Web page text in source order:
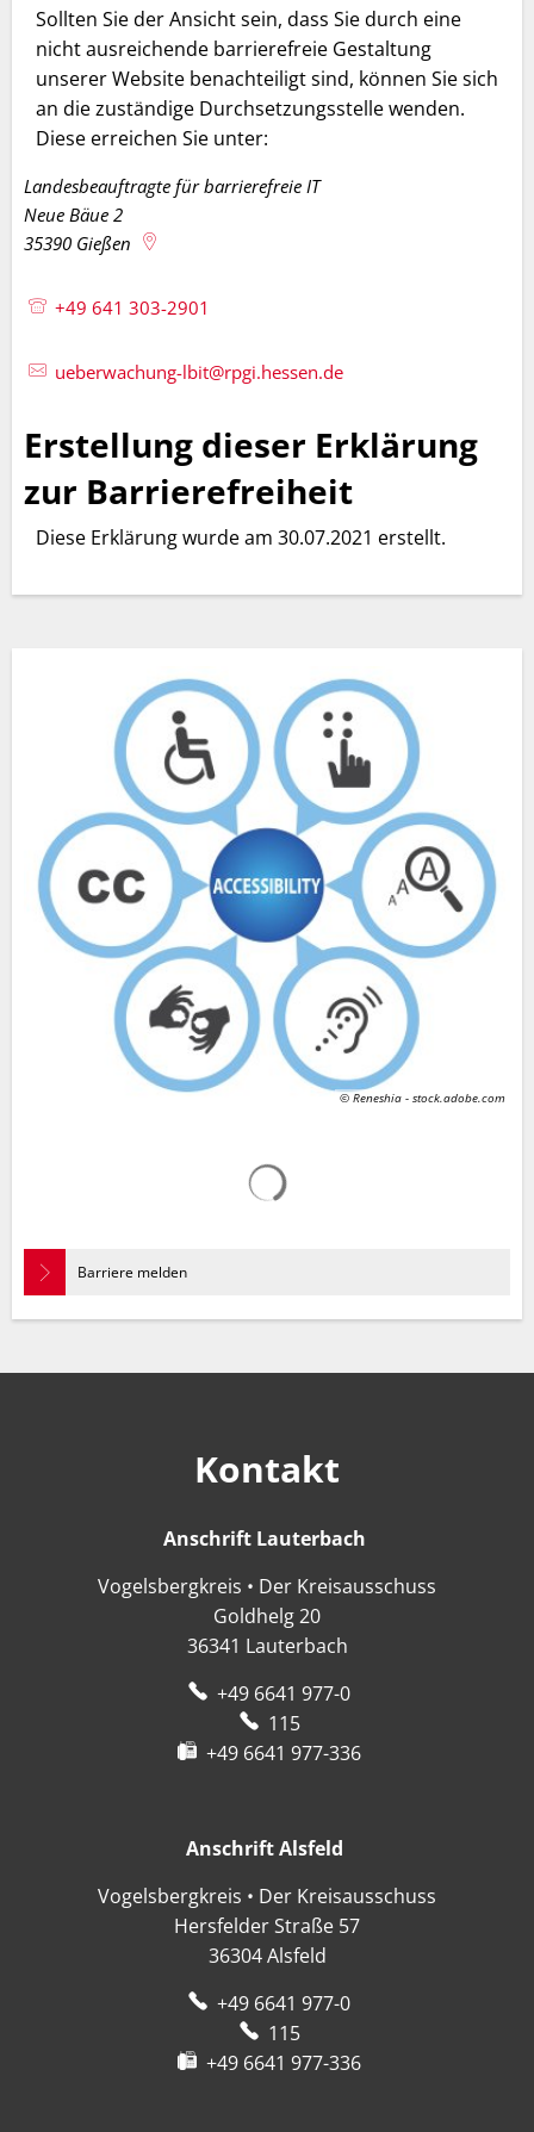
Sollten Sie der Ansicht sein, dass Sie durch eine
nicht ausreichende barrierefreie Gestaltung
unserer Website benachteiligt sind, können Sie sich
an die zuständige Durchsetzungsstelle wenden.
Diese erreichen Sie unter:
Landesbeauftragte für barrierefreie IT
Neue Bäue 2
35390 Gießen
+49 641 303-2901
ueberwachung-lbit@rpgi.hessen.de
Erstellung dieser Erklärung
zur Barrierefreiheit
Diese Erklärung wurde am 30.07.2021 erstellt.
© Reneshia - stock.adobe.com
Barriere melden
Kontakt
Anschrift Lauterbach
Vogelsbergkreis • Der Kreisausschuss
Goldhelg 20
36341 Lauterbach
+49 6641 977-0
115
+49 6641 977-336
Anschrift Alsfeld
Vogelsbergkreis • Der Kreisausschuss
Hersfelder Straße 57
36304 Alsfeld
+49 6641 977-0
115
+49 6641 977-336